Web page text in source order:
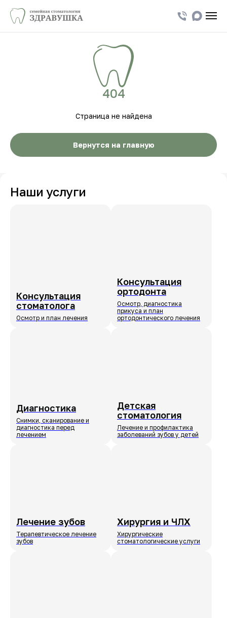
404
Страница не найдена
Вернутся на главную
Наши услуги
Консультация
стоматолога
Осмотр и план лечения
Консультация
ортодонта
Осмотр, диагностика
прикуса и план
ортодонтического лечения
Диагностика
Снимки, сканирование и
диагностика перед
лечением
Детская
стоматология
Лечение и профилактика
заболеваний зубов у детей
Лечение зубов
Терапевтическое лечение
зубов
Хирургия и ЧЛХ
Хирургические
стоматологические услуги